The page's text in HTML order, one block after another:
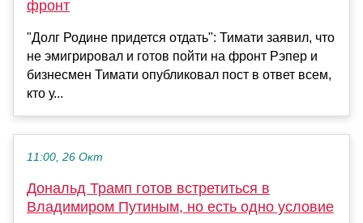
фронт
"Долг Родине придется отдать": Тимати заявил, что
не эмигрировал и готов пойти на фронт Рэпер и
бизнесмен Тимати опубликовал пост в ответ всем,
кто у...
11:00, 26 Окт
Дональд Трамп готов встретиться в
Владимиром Путиным, но есть одно условие